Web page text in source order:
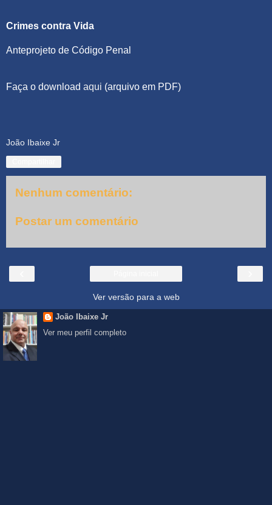
Crimes contra Vida
Anteprojeto de Código Penal
Faça o download aqui (arquivo em PDF)
João Ibaixe Jr
Nenhum comentário:
Postar um comentário
Ver versão para a web
João Ibaixe Jr
Ver meu perfil completo